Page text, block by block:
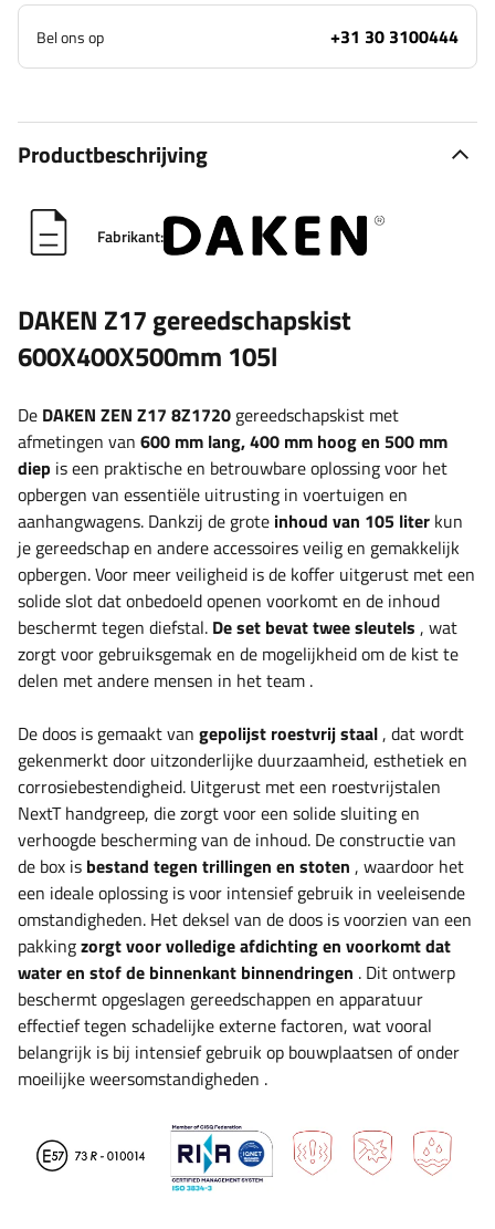
Bel ons op +31 30 3100444
Productbeschrijving
Fabrikant:
DAKEN Z17 gereedschapskist
600X400X500mm 105l
De DAKEN ZEN Z17 8Z1720 gereedschapskist met
afmetingen van 600 mm lang, 400 mm hoog en 500 mm
diep is een praktische en betrouwbare oplossing voor het
opbergen van essentiële uitrusting in voertuigen en
aanhangwagens. Dankzij de grote inhoud van 105 liter kun
je gereedschap en andere accessoires veilig en gemakkelijk
opbergen.Voor meer veiligheid is de koffer uitgerust met een
solide slot dat onbedoeld openen voorkomt en de inhoud
beschermt tegen diefstal. De set bevat twee sleutels , wat
zorgt voor gebruiksgemak en de mogelijkheid om de kist te
delen met andere mensen in het team .
De doos is gemaakt van gepolijst roestvrij staal, dat wordt
gekenmerkt door uitzonderlijke duurzaamheid, esthetiek en
corrosiebestendigheid. Uitgerust met een roestvrijstalen
NextT handgreep, die zorgt voor een solide sluiting en
verhoogde bescherming van de inhoud. De constructie van
de box is bestand tegen trillingen en stoten , waardoor het
een ideale oplossing is voor intensief gebruik in veeleisende
omstandigheden. Het deksel van de doos is voorzien van een
pakkingzorgt voor volledige afdichting en voorkomt dat
water en stof de binnenkant binnendringen . Dit ontwerp
beschermt opgeslagen gereedschappen en apparatuur
effectief tegen schadelijke externe factoren, wat vooral
belangrijk is bij intensief gebruik op bouwplaatsen of onder
moeilijke weersomstandigheden .